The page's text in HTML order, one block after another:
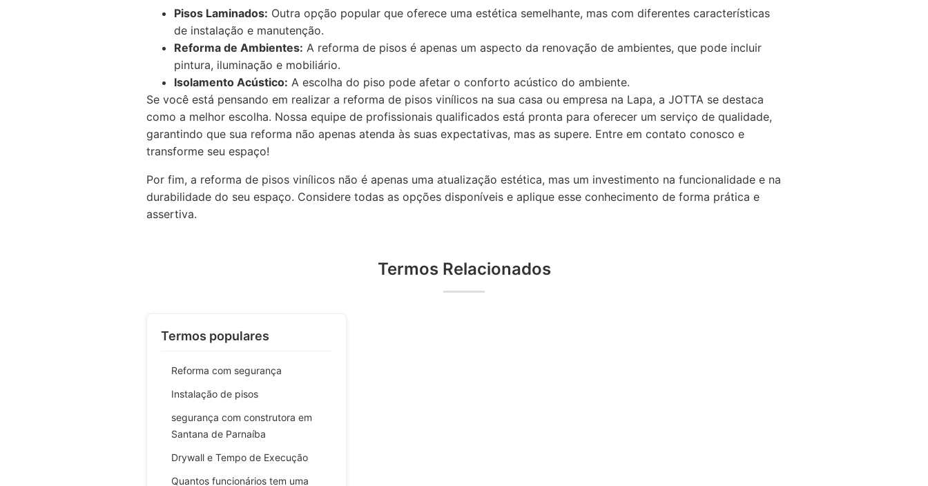
Pisos Laminados: Outra opção popular que oferece uma estética semelhante, mas com diferentes características
de instalação e manutenção.
Reforma de Ambientes: A reforma de pisos é apenas um aspecto da renovação de ambientes, que pode incluir
pintura, iluminação e mobiliário.
Isolamento Acústico: A escolha do piso pode afetar o conforto acústico do ambiente.
Se você está pensando em realizar a reforma de pisos vinílicos na sua casa ou empresa na Lapa, a JOTTA se destaca
como a melhor escolha. Nossa equipe de profissionais qualificados está pronta para oferecer um serviço de qualidade,
garantindo que sua reforma não apenas atenda às suas expectativas, mas as supere. Entre em contato conosco e
transforme seu espaço!
Por fim, a reforma de pisos vinílicos não é apenas uma atualização estética, mas um investimento na funcionalidade e na
durabilidade do seu espaço. Considere todas as opções disponíveis e aplique esse conhecimento de forma prática e
assertiva.
Termos Relacionados
Termos populares
Reforma com segurança
Instalação de pisos
segurança com construtora em
Santana de Parnaíba
Drywall e Tempo de Execução
Quantos funcionários tem uma